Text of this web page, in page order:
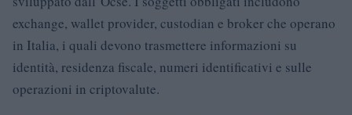
exchange, wallet provider, custodian e broker che operano
in Italia, i quali devono trasmettere informazioni su
identità, residenza fiscale, numeri identificativi e sulle
operazioni in criptovalute.